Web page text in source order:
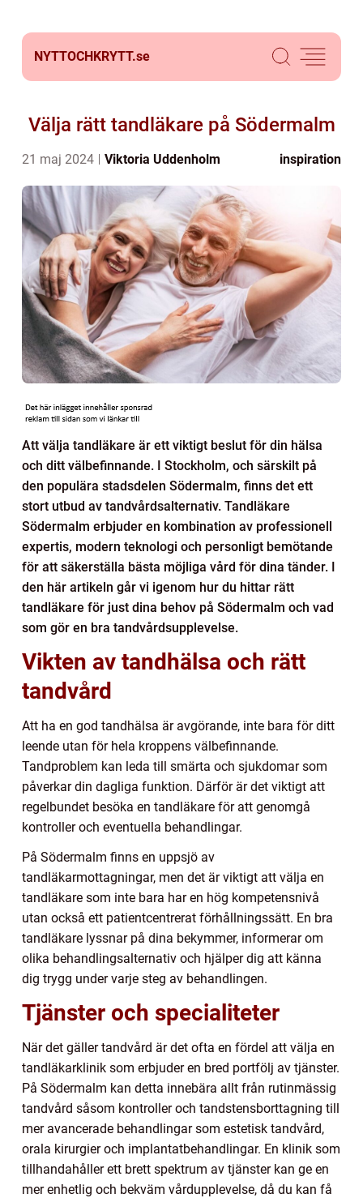
NYTTOCHKRYTT.se
Välja rätt tandläkare på Södermalm
21 maj 2024 Viktoria Uddenholm inspiration
Att välja tandläkare är ett viktigt beslut för din hälsa
och ditt välbefinnande. I Stockholm, och särskilt på
den populära stadsdelen Södermalm, finns det ett
stort utbud av tandvårdsalternativ. Tandläkare
Södermalm erbjuder en kombination av professionell
expertis, modern teknologi och personligt bemötande
för att säkerställa bästa möjliga vård för dina tänder. I
den här artikeln går vi igenom hur du hittar rätt
tandläkare för just dina behov på Södermalm och vad
som gör en bra tandvårdsupplevelse.
Vikten av tandhälsa och rätt
tandvård
Att ha en god tandhälsa är avgörande, inte bara för ditt
leende utan för hela kroppens välbefinnande.
Tandproblem kan leda till smärta och sjukdomar som
påverkar din dagliga funktion. Därför är det viktigt att
regelbundet besöka en tandläkare för att genomgå
kontroller och eventuella behandlingar.
På Södermalm finns en uppsjö av
tandläkarmottagningar, men det är viktigt att välja en
tandläkare som inte bara har en hög kompetensnivå
utan också ett patientcentrerat förhållningssätt. En bra
tandläkare lyssnar på dina bekymmer, informerar om
olika behandlingsalternativ och hjälper dig att känna
dig trygg under varje steg av behandlingen.
Tjänster och specialiteter
När det gäller tandvård är det ofta en fördel att välja en
tandläkarklinik som erbjuder en bred portfölj av tjänster.
På Södermalm kan detta innebära allt från rutinmässig
tandvård såsom kontroller och tandstensborttagning till
mer avancerade behandlingar som estetisk tandvård,
orala kirurgier och implantatbehandlingar. En klinik som
tillhandahåller ett brett spektrum av tjänster kan ge en
mer enhetlig och bekväm vårdupplevelse, då du kan få